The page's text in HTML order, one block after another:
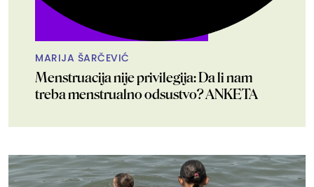
MARIJA ŠARČEVIĆ
Menstruacija nije privilegija: Da li nam
treba menstrualno odsustvo? ANKETA